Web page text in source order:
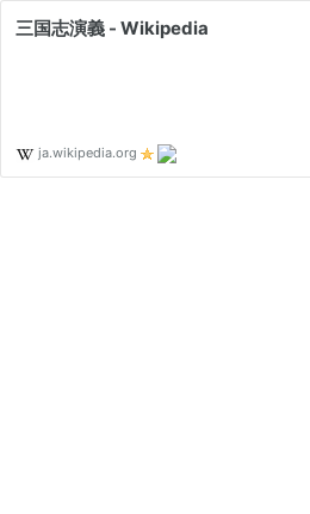
三国志演義 - Wikipedia
ja.wikipedia.org